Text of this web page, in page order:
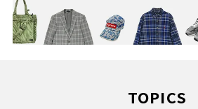
TOPICS